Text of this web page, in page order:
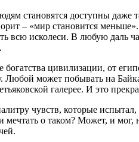
становятся доступны
– «мир становится
всю исколеси. В любую даль
богатства цивилизации, от
может побывать на
галерее. И это
чувств, которые
о таком? Может, и мог,